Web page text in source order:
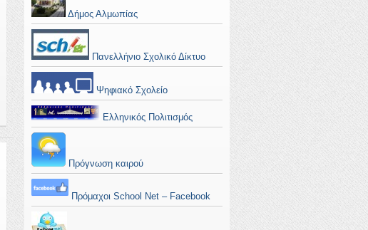
Δήμος Αλμωπίας
Πανελλήνιο Σχολικό Δίκτυο
Ψηφιακό Σχολείο
Ελληνικός Πολιτισμός
Πρόγνωση καιρού
Πρόμαχοι School Net – Facebook